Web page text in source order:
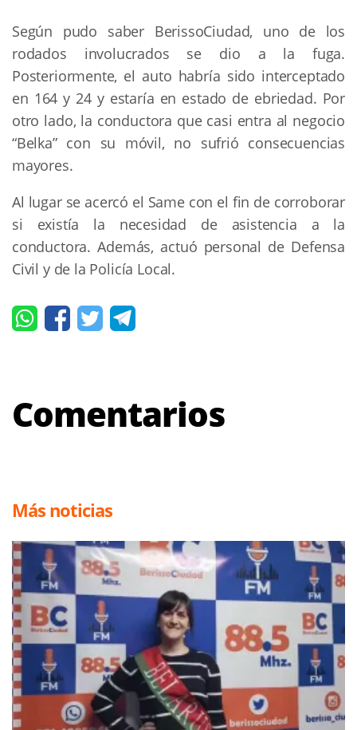
Según pudo saber BerissoCiudad, uno de los
rodados involucrados se dio a la fuga.
Posteriormente, el auto habría sido interceptado
en 164 y 24 y estaría en estado de ebriedad. Por
otro lado, la conductora que casi entra al negocio
“Belka” con su móvil, no sufrió consecuencias
mayores.
Al lugar se acercó el Same con el fin de corroborar
si existía la necesidad de asistencia a la
conductora. Además, actuó personal de Defensa
Civil y de la Policía Local.
Comentarios
Más noticias